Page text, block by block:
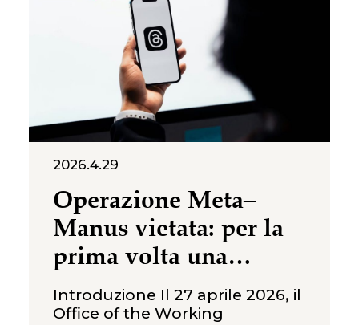
2026.4.29
Operazione Meta–
Manus vietata: per la
prima volta una
valutazione in materia
di sicurezza nazionale
Introduzione Il 27 aprile 2026, il
Office of the Working